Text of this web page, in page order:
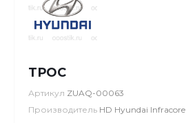
ТРОС
Артикул ZUAQ-00063
Производитель HD Hyundai Infracore